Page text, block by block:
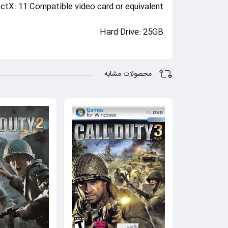
11 Compatible video card or equivalent
Hard Drive: 25GB
محصولات مشابه